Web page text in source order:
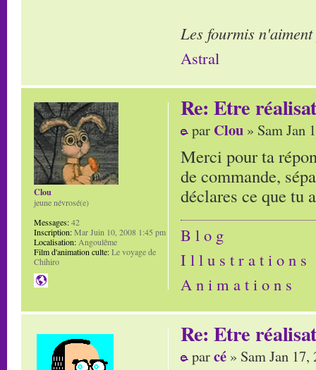
Les fourmis
Astral
Re: Etre
par Clou » Sam Jan
Merci pour ta
de commande,
déclares ce que tu
B l o g
I l l u s t r a t i o n s
A n i m a t i o n s
Clou
jeune névrosé(e)
Messages:42
Inscription:Mar Juin 10, 2008 1:45 pm
Localisation: Angoulême
Film d'animation culte:Le voyage de
Chihiro
Re: Etre
parcé » Sam Jan